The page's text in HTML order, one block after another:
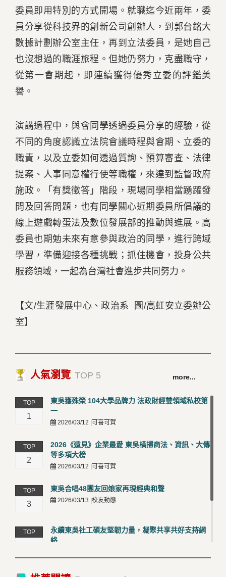
委員即用特別的方式開場。就職迄今近兩年，委
員分享從科技界的創新公司創辦人，到郭台銘大
數據計劃辦公室主任，再到立法委員，是她自己
也沒想過的職涯旅程。但她仍努力，克盡職守，
從第一會期起，即連續獲得優秀立委的評鑑美
譽。
演講過程中，與會同學透過委員分享的經驗，從
不同的角度認識立法院會議時程與會期、立委的
職責，以及立委如何透過質詢、預算審查、法律
提案、人事同意權行使等職權，來達到監督政府
施政。「有獎徵答」階段，現場同學相當踴躍發
問及回答問題，也有同學關心近期委員所倡議的
線上遊戲轉蛋法及數位發展部的推動與進展。高
委員也期勉未來有意參與政治的同學，進行跨域
學習，準備迎接各種挑戰；抓住機會，投身公共
服務領域，一起為台灣社會進步共同努力。
【文/生涯發展中心、政治系 圖/高虹安立委辦公
室】
人氣瀏覽 TOP 5 more...
TOP
1
東吳獲殊榮 104大學品牌力 法政財經雙領域私校第
一
2026/03/12 |可喜可賀
TOP
2
2026《遠見》企業最愛 東吳橫掃商法、資訊、大傳
等多項大榜
2026/03/12 |可喜可賀
TOP
3
東吳合唱48團友回娘家再現經典和聲
2026/03/13 |校友動態
TOP
永續東吳社工碩友堅韌力量，凝聚共享共好支持網
絡
卓越永續校園 東吳大學連奪 ISO 14001、45001 及